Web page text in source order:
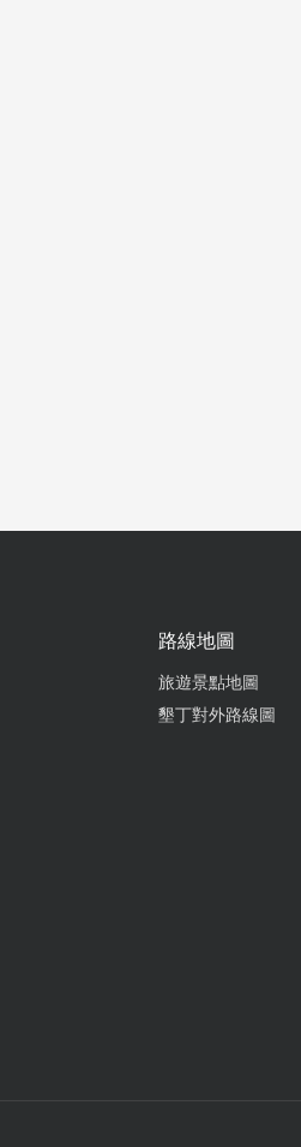
路線地圖
旅遊景點地圖
墾丁對外路線圖